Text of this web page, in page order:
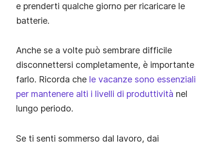
e prenderti qualche giorno per ricaricare le
batterie.
Anche se a volte può sembrare difficile
disconnettersi completamente, è importante
farlo. Ricorda che le vacanze sono essenziali
per mantenere alti i livelli di produttività nel
lungo periodo.
Se ti senti sommerso dal lavoro, dai